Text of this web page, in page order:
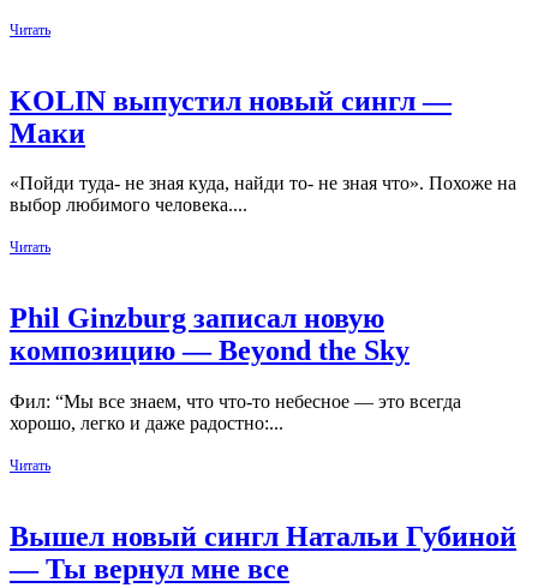
Читать
KOLIN выпустил новый сингл —
Маки
«Пойди туда- не зная куда, найди то- не зная что». Похоже на
выбор любимого человека....
Читать
Phil Ginzburg записал новую
композицию — Beyond the Sky
Фил: “Мы все знаем, что что-то небесное — это всегда
хорошо, легко и даже радостно:...
Читать
Вышел новый сингл Натальи Губиной
— Ты вернул мне все